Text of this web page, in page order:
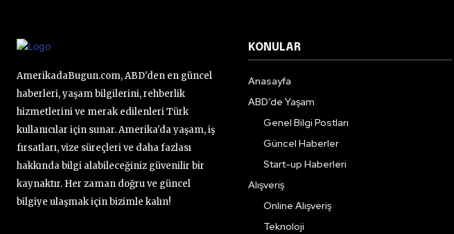
AmerikadaBugun.com, ABD'den en güncel
haberleri, yaşam bilgilerini, rehberlik
hizmetlerini ve merak edilenleri Türk
kullanıcılar için sunar. Amerika'da yaşam, iş
fırsatları, vize süreçleri ve daha fazlası
hakkında bilgi alabileceğiniz güvenilir bir
kaynaktır. Her zaman doğru ve güncel
bilgiye ulaşmak için bizimle kalın!
KONULAR
Anasayfa
ABD’de Yaşam
Genel Bilgi Postları
Güncel Haberler
Start-up Haberleri
Alışveriş
Online Alışveriş
Teknoloji